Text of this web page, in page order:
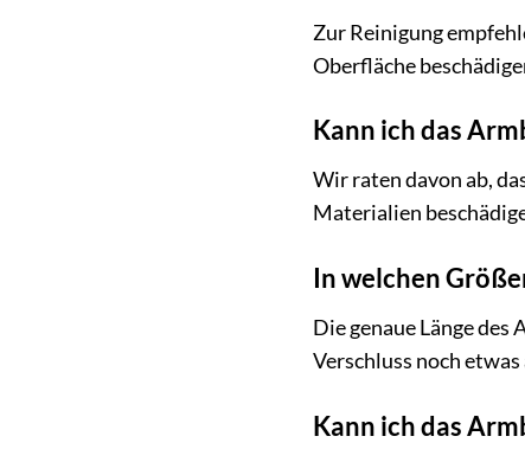
Zur Reinigung
Oberfläche
Kann ich das
Wir raten davon ab,
Materialien
In welchen
Die genaue Länge
Verschluss noch etwas
Kann ich das